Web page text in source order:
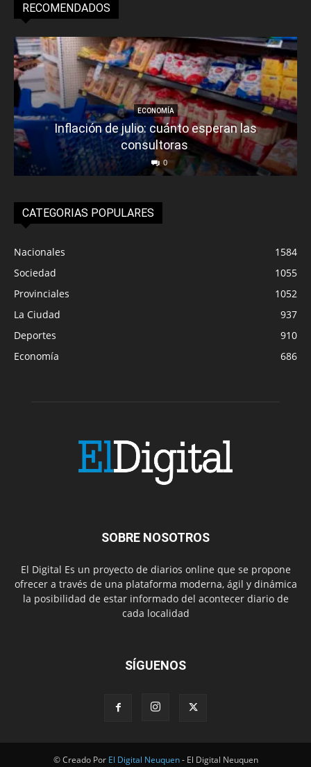
RECOMENDADOS
ECONOMÍA
Inflación de julio: cuánto esperan las
consultoras
0
CATEGORIAS POPULARES
Nacionales
1584
Sociedad
1055
Provinciales
1052
La Ciudad
937
Deportes
910
Economía
686
SOBRE NOSOTROS
El Digital Es un proyecto de diarios online que se propone
ofrecer a través de una plataforma moderna, ágil y dinámica
la posibilidad de estar informado del acontecer diario de
cada localidad
SÍGUENOS
© Creado Por El Digital Neuquen- El Digital Neuquen